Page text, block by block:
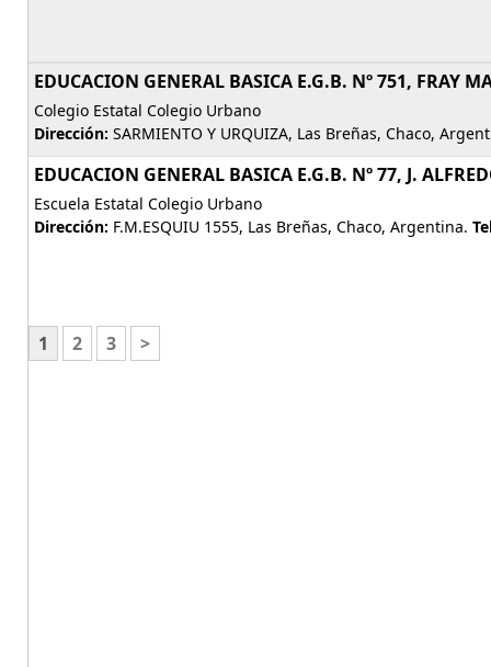
EDUCACION GENERAL BASICA E.G.B. Nº 751, FRAY
Colegio Estatal Colegio Urbano
Dirección: SARMIENTO Y URQUIZA, Las Breñas, Chaco,
EDUCACION GENERAL BASICA E.G.B. Nº 77, J.
Escuela Estatal Colegio Urbano
Dirección: F.M.ESQUIU 1555, Las Breñas, Chaco, Argentina.
1 2 3 >